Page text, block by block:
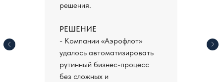
решения.
РЕШЕНИЕ
- Компании «Аэрофлот»
удалось автоматизировать
рутинный бизнес-процесс
без сложных и